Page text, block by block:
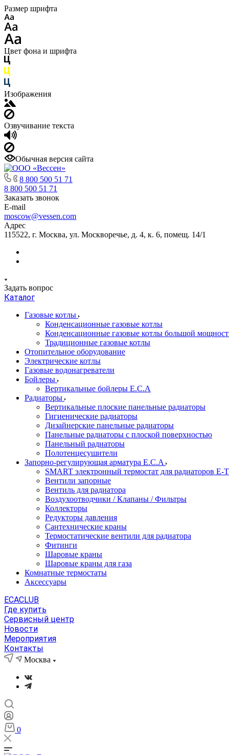
Размер шрифта
Цвет фона и шрифта
Изображения
Озвучивание текста
Обычная версия сайта
8 800 500 51 71
8 800 500 51 71
Заказать звонок
E-mail
moscow@vessen.com
Адрес
115522, г. Москва, ул. Москворечье, д. 4, к. 6, помещ. 14/1
Задать вопрос
Каталог
Газовые котлы
Конденсационные газовые котлы
Конденсационные газовые котлы большой
Традиционные газовые котлы
Отопительное оборудование
Электрические котлы
Газовые водонагреватели
Бойлеры
Вертикальные бойлеры E.C.A
Радиаторы
Вертикальные плоские панельные радиаторы
Гигиенические радиаторы
Дизайнерские панельные радиаторы
Панельные радиаторы с плоской поверхностью
Панельный радиаторы
Полотенцесушители
Запорно-регулирующая арматура E.C.A
SMART электронный термостат для радиаторов E-
Вентили запорные
Вентиль для радиатора
Воздухоотводчики / Клапаны / Фильтры
Коллекторы
Редукторы давления
Сантехнические краны
Термостатические вентили для радиатора
Фитинги
Шаровые краны
Шаровые краны для газа
Комнатные термостаты
Аксессуары
ECACLUB
Где купить
Сервисный центр
Новости
Мероприятия
Контакты
Москва
0